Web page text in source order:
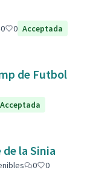
0 0 Acceptada
de Futbol
Acceptada
la Sinia
0
0